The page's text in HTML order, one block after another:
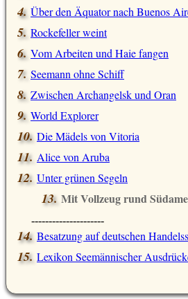
Über den Äquator nach Buenos
Rockefeller weint
Vom Arbeiten und Haie fangen
Seemann ohne Schiff
Zwischen Archangelsk und Oran
World Explorer
Die Mädels von Vitoria
Alice von Aruba
Unter grünen Segeln
Mit Vollzeug rund
---------------------
Besatzung auf deutschen
Lexikon Seemännischer